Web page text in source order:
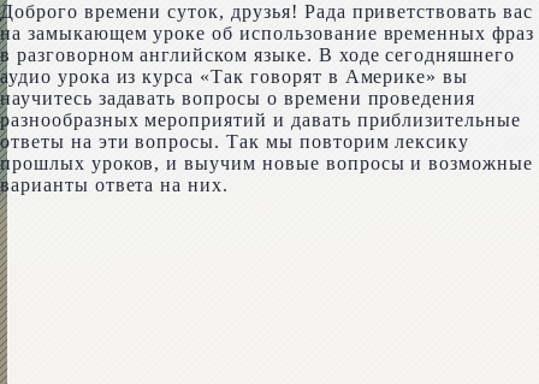
Доброго времени суток, друзья! Рада приветствовать вас
на замыкающем уроке об использование временных фраз
в разговорном английском языке. В ходе сегодняшнего
аудио урока из курса «Так говорят в Америке» вы
научитесь задавать вопросы о времени проведения
разнообразных мероприятий и давать приблизительные
ответы на эти вопросы. Так мы повторим лексику
прошлых уроков, и выучим новые вопросы и возможные
варианты ответа на них.